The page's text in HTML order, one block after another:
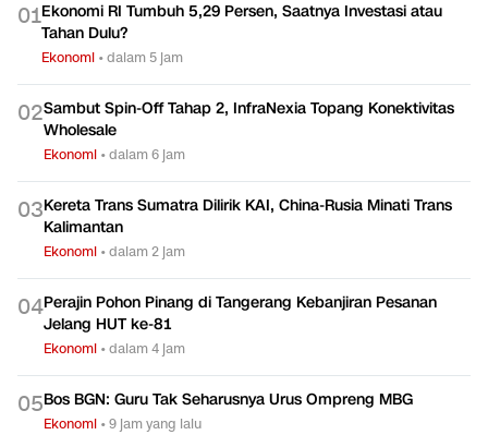
01Ekonomi RI Tumbuh 5,29 Persen, Saatnya Investasi atau
Tahan Dulu?
Ekonomi •dalam 5 jam
02Sambut Spin-Off Tahap 2, InfraNexia Topang Konektivitas
Wholesale
Ekonomi •dalam 6 jam
03Kereta Trans Sumatra Dilirik KAI, China-Rusia Minati Trans
Kalimantan
Ekonomi •dalam 2 jam
04Perajin Pohon Pinang di Tangerang Kebanjiran Pesanan
Jelang HUT ke-81
Ekonomi •dalam 4 jam
05Bos BGN: Guru Tak Seharusnya Urus Ompreng MBG
Ekonomi •9 jam yang lalu